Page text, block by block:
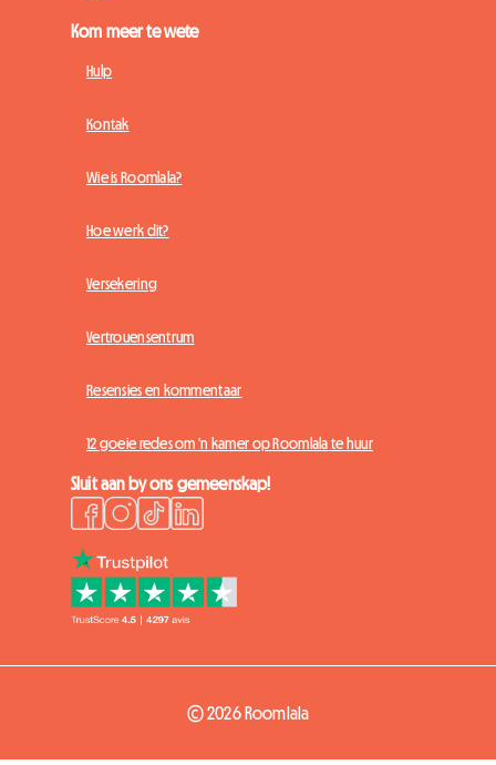
Kom meer te wete
Hulp
Kontak
Wie is Roomlala?
Hoe werk dit?
Versekering
Vertrouensentrum
Resensies en kommentaar
12 goeie redes om 'n kamer op Roomlala te huur
Sluit aan by ons gemeenskap!
© 2026 Roomlala